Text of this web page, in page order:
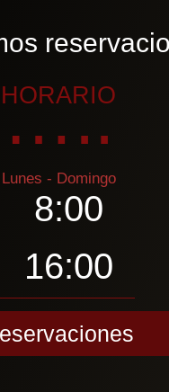
HORARIO
…..
Lunes - Domingo
8:00
16:00